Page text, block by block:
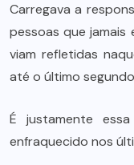
Carregava a
pessoas que jamais
viam refletidas
até o último
É justamente
enfraquecido nos